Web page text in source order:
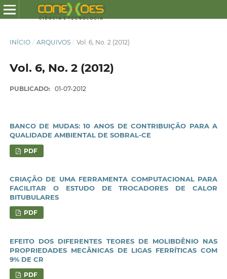
INÍCIO / ARQUIVOS / Vol. 6, No. 2 (2012)
Vol. 6, No. 2 (2012)
PUBLICADO: 01-07-2012
BANCO DE MUDAS: 10 ANOS DE CONTRIBUIÇÃO PARA A
QUALIDADE AMBIENTAL DE SOBRAL-CE
PDF
CRIAÇÃO DE UMA FERRAMENTA COMPUTACIONAL PARA
FACILITAR O ESTUDO DE TROCADORES DE CALOR
BITUBULARES
PDF
EFEITO DOS DIFERENTES TEORES DE MOLIBDÊNIO NAS
PROPRIEDADES MECÂNICAS DE LIGAS FERRÍTICAS COM
9% DE CR
PDF